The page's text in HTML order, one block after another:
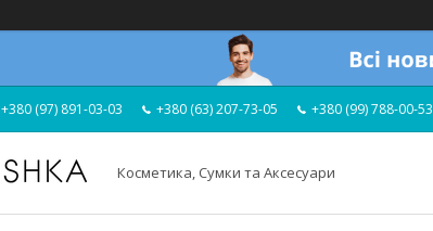
+380 (97) 891-03-03 +380 (63) 207-73-05 +380 (99) 788-00-53
Косметика, Сумки та Аксесуари